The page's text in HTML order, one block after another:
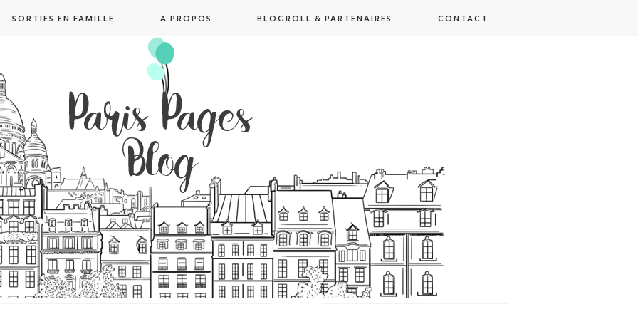
SORTIES EN FAMILLE A PROPOS BLOGROLL & PARTENAIRES CONTACT
blog